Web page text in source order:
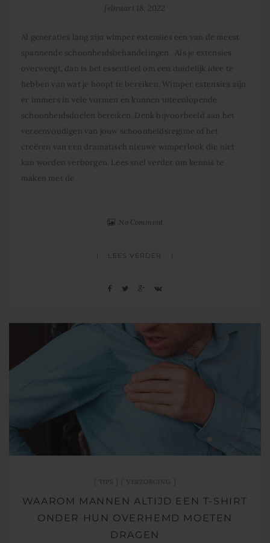
februari 18, 2022
Al generaties lang zijn wimper extensies een van de meest
spannende schoonheidsbehandelingen. Als je extensies
overweegt, dan is het essentieel om een duidelijk idee te
hebben van wat je hoopt te bereiken. Wimper extensies zijn
er immers in vele vormen en kunnen uiteenlopende
schoonheidsdoelen bereiken. Denk bijvoorbeeld aan het
vereenvoudigen van jouw schoonheidsregime of het
creëren van een dramatisch nieuwe wimperlook die niet
kan worden verborgen. Lees snel verder om kennis te
maken met de
No Comment
LEES VERDER
TIPS VERZORGING
WAAROM MANNEN ALTIJD EEN T-SHIRT
ONDER HUN OVERHEMD MOETEN
DRAGEN